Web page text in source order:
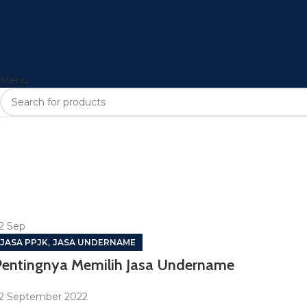
Menu
Sep
JASA PPJK, JASA UNDERNAME
Memilih Jasa Undername
September 2022